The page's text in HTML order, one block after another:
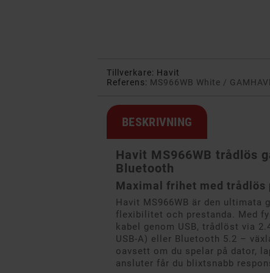
Tillverkare: Havit
Referens: MS966WB White /
BESKRIVNING
Havit MS966WB trådlös
Bluetooth
Maximal frihet med
Havit MS966WB är den ultimata
flexibilitet och prestanda. Med
kabel genom USB, trådlöst via
USB-A) eller Bluetooth 5.2 –
oavsett om du spelar på dator,
ansluter får du blixtsnabb